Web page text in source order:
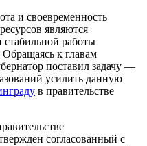
и своевременность
являются
работы
к главам
поставил задачу —
усилить данную
в правительстве
согласованный с